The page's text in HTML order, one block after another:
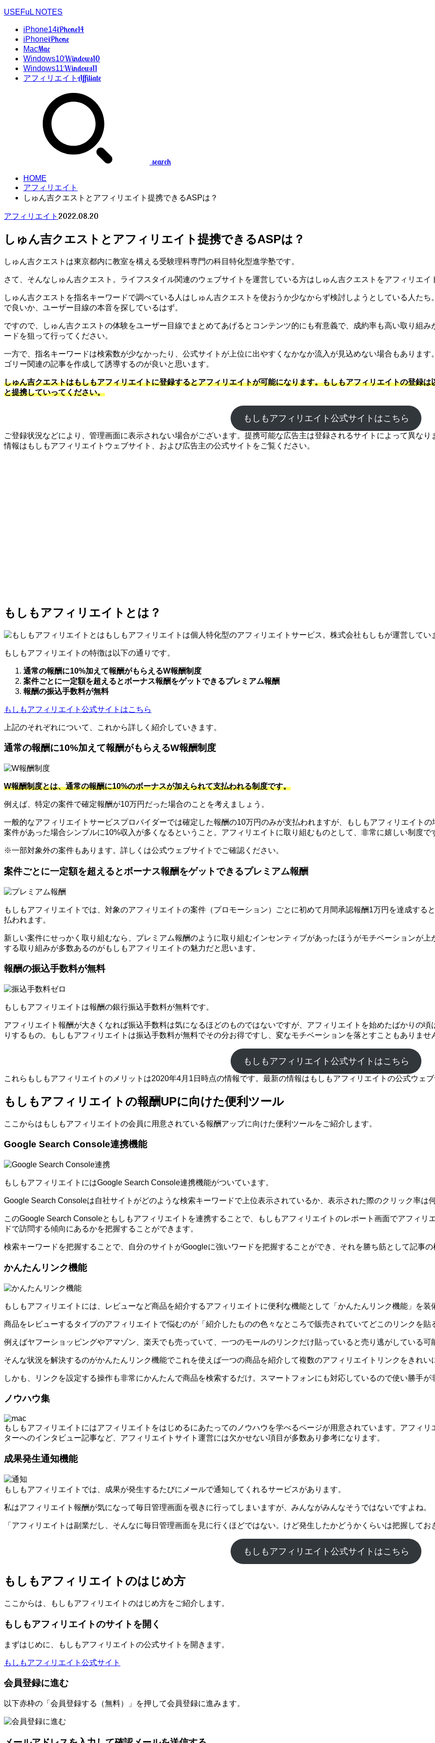
USEFuL NOTES
iPhone14iPhone14
iPhoneiPhone
MacMac
Windows10Windows10
Windows11Windows11
アフィリエイトAffiliate
search
HOME
アフィリエイト
しゅん吉クエストとアフィリエイト提携できるASPは？
アフィリエイト 2022.08.20
しゅん吉クエストとアフィリエイト提携できるASPは？
しゅん吉クエストは東京都内に教室を構える受験理科専門の科目特化型進学塾です。
さて、そんなしゅん吉クエスト。ライフスタイル関連のウェブサイトを運営している方はしゅん吉クエストをアフィリエ
しゅん吉クエストを指名キーワードで調べている人はしゅん吉クエストを使おうか少なからず検討しようとしている人た
で良いか、ユーザー目線の本音を探しているはず。
ですので、しゅん吉クエストの体験をユーザー目線でまとめてあげるとコンテンツ的にも有意義で、成約率も高い取り組
ードを狙って行ってください。
一方で、指名キーワードは検索数が少なかったり、公式サイトが上位に出やすくなかなか流入が見込めない場合もありま
ゴリー関連の記事を作成して誘導するのが良いと思います。
しゅん吉クエストはもしもアフィリエイトに登録するとアフィリエイトが可能になります。もしもアフィリエイトの登録
と提携していってください。
もしもアフィリエイト公式サイトはこちら
ご登録状況などにより、管理画面に表示されない場合がございます。提携可能な広告主は登録されるサイトによって異な
情報はもしもアフィリエイトウェブサイト、および広告主の公式サイトをご覧ください。
もしもアフィリエイトとは？
もしもアフィリエイトは個人特化型のアフィリエイトサービス。株式会社もしもが運営してい
もしもアフィリエイトの特徴は以下の通りです。
通常の報酬に10%加えて報酬がもらえるW報酬制度
案件ごとに一定額を超えるとボーナス報酬をゲットできるプレミアム報酬
報酬の振込手数料が無料
もしもアフィリエイト公式サイトはこちら
上記のそれぞれについて、これから詳しく紹介していきます。
通常の報酬に10%加えて報酬がもらえるW報酬制度
W報酬制度とは、通常の報酬に10%のボーナスが加えられて支払われる制度です。
例えば、特定の案件で確定報酬が10万円だった場合のことを考えましょう。
一般的なアフィリエイトサービスプロバイダーでは確定した報酬の10万円のみが支払われますが、もしもアフィリエイト
案件があった場合シンプルに10%収入が多くなるということ。アフィリエイトに取り組むものとして、非常に嬉しい制度で
※一部対象外の案件もあります。詳しくは公式ウェブサイトでご確認ください。
案件ごとに一定額を超えるとボーナス報酬をゲットできるプレミアム報酬
もしもアフィリエイトでは、対象のアフィリエイトの案件（プロモーション）ごとに初めて月間承認報酬1万円を達成する
払われます。
新しい案件にせっかく取り組むなら、プレミアム報酬のように取り組むインセンティブがあったほうがモチベーションが
する取り組みが多数あるのがもしもアフィリエイトの魅力だと思います。
報酬の振込手数料が無料
もしもアフィリエイトは報酬の銀行振込手数料が無料です。
アフィリエイト報酬が大きくなれば振込手数料は気になるほどのものではないですが、アフィリエイトを始めたばかりの
りするもの。もしもアフィリエイトは振込手数料が無料でその分お得ですし、変なモチベーションを落とすこともありませ
もしもアフィリエイト公式サイトはこちら
これらもしもアフィリエイトのメリットは2020年4月1日時点の情報です。最新の情報はもしもアフィリエイトの公式ウェ
もしもアフィリエイトの報酬UPに向けた便利ツール
ここからはもしもアフィリエイトの会員に用意されている報酬アップに向けた便利ツールをご紹介します。
Google Search Console連携機能
もしもアフィリエイトにはGoogle Search Console連携機能がついています。
Google Search Consoleは自社サイトがどのような検索キーワードで上位表示されているか、表示された際のクリック率は
このGoogle Search Consoleともしもアフィリエイトを連携することで、もしもアフィリエイトのレポート画面でアフィ
ドで訪問する傾向にあるかを把握することができます。
検索キーワードを把握することで、自分のサイトがGoogleに強いワードを把握することができ、それを勝ち筋として記事
かんたんリンク機能
もしもアフィリエイトには、レビューなど商品を紹介するアフィリエイトに便利な機能として「かんたんリンク機能」を装
商品をレビューするタイプのアフィリエイトで悩むのが「紹介したものの色々なところで販売されていてどこのリンクを
例えばヤフーショッピングやアマゾン、楽天でも売っていて、一つのモールのリンクだけ貼っていると売り逃がしている
そんな状況を解決するのがかんたんリンク機能でこれを使えば一つの商品を紹介して複数のアフィリエイトリンクをきれい
しかも、リンクを設定する操作も非常にかんたんで商品を検索するだけ。スマートフォンにも対応しているので使い勝手
ノウハウ集
もしもアフィリエイトにはアフィリエイトをはじめるにあたってのノウハウを学べるページが用意されています。アフィ
ターへのインタビュー記事など、アフィリエイトサイト運営には欠かせない項目が多数あり参考になります。
成果発生通知機能
もしもアフィリエイトでは、成果が発生するたびにメールで通知してくれるサービスがあります。
私はアフィリエイト報酬が気になって毎日管理画面を覗きに行ってしまいますが、みんながみんなそうではないですよね。
「アフィリエイトは副業だし、そんなに毎日管理画面を見に行くほどではない。けど発生したかどうかくらいは把握して
もしもアフィリエイト公式サイトはこちら
もしもアフィリエイトのはじめ方
ここからは、もしもアフィリエイトのはじめ方をご紹介します。
もしもアフィリエイトのサイトを開く
まずはじめに、もしもアフィリエイトの公式サイトを開きます。
もしもアフィリエイト公式サイト
会員登録に進む
以下赤枠の「会員登録する（無料）」を押して会員登録に進みます。